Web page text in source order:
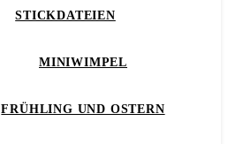
STICKDATEIEN
MINIWIMPEL
FRÜHLING UND OSTERN